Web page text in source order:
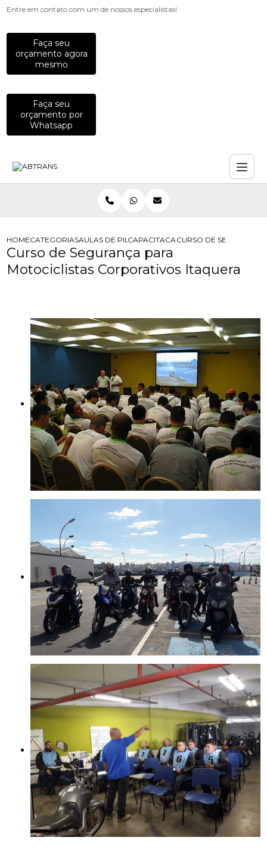
Entre em contato com um de nossos especialistas!
Faça seu
orçamento agora
mesmo
Faça seu
orçamento por
Whatsapp
HOMECATEGORIASAULAS DE PILOTAGEM PARA EMPRESAS
CAPACITACAO PARA
CURSO DE
Curso de Segurança para
Motociclistas Corporativos Itaquera